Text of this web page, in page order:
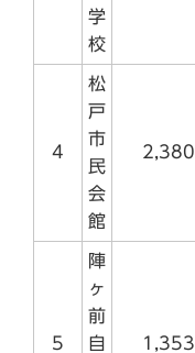
学
校
4
松
戸
市
民
会
館
2,380
5
陣
ヶ
前
自
1,353